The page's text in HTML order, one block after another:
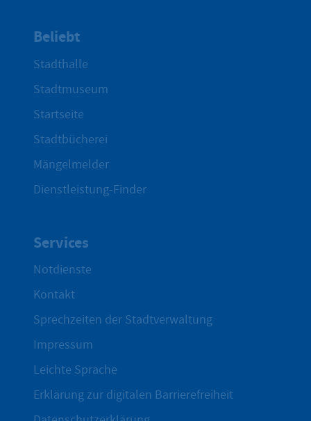
Beliebt
Stadthalle
Stadtmuseum
Startseite
Stadtbücherei
Mängelmelder
Dienstleistung-Finder
Services
Notdienste
Kontakt
Sprechzeiten der Stadtverwaltung
Impressum
Leichte Sprache
Erklärung zur digitalen Barrierefreiheit